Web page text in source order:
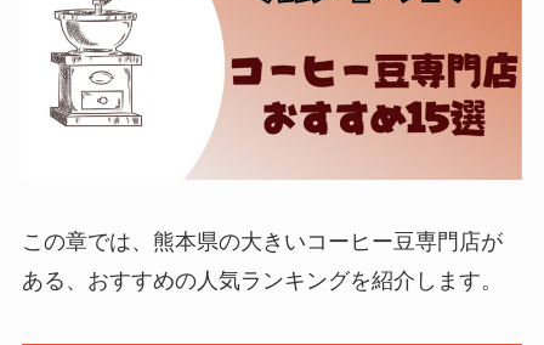
この章では、熊本県の大きいコーヒー豆専門店が
ある、おすすめの人気ランキングを紹介します。